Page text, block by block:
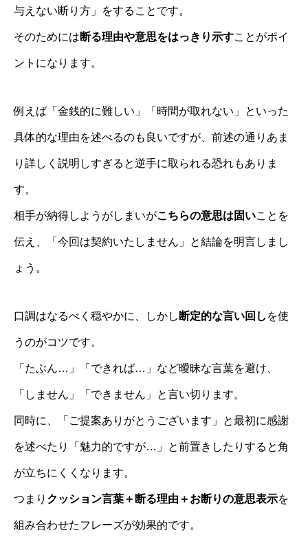
与えない断り方」をすることです。
そのためには断る理由や意思をはっきり示すことがポイ
ントになります。
例えば「金銭的に難しい」「時間が取れない」といった
具体的な理由を述べるのも良いですが、前述の通りあま
り詳しく説明しすぎると逆手に取られる恐れもありま
す。
相手が納得しようがしまいがこちらの意思は固いことを
伝え、「今回は契約いたしません」と結論を明言しまし
ょう。
口調はなるべく穏やかに、しかし 断定的な言い回し を使
うのがコツです。
「たぶん…」「できれば…」など曖昧な言葉を避け、
「しません」「できません」と言い切ります。
同時に、「ご提案ありがとうございます」と最初に感謝
を述べたり「魅力的ですが…」と前置きしたりすると角
が立ちにくくなります。
つまり クッション言葉＋断る理由＋お断りの意思表示を
組み合わせたフレーズが効果的です。